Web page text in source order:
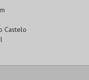
Castelo